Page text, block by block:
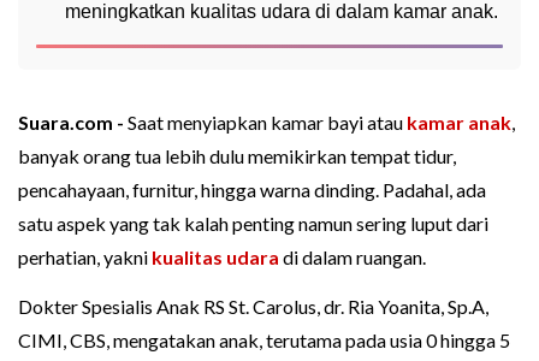
meningkatkan kualitas udara di dalam kamar anak.
Suara.com - Saat menyiapkan kamar bayi atau kamar anak,
banyak orang tua lebih dulu memikirkan tempat tidur,
pencahayaan, furnitur, hingga warna dinding. Padahal, ada
satu aspek yang tak kalah penting namun sering luput dari
perhatian, yakni kualitas udara di dalam ruangan.
Dokter Spesialis Anak RS St. Carolus, dr. Ria Yoanita, Sp.A,
CIMI, CBS, mengatakan anak, terutama pada usia 0 hingga 5